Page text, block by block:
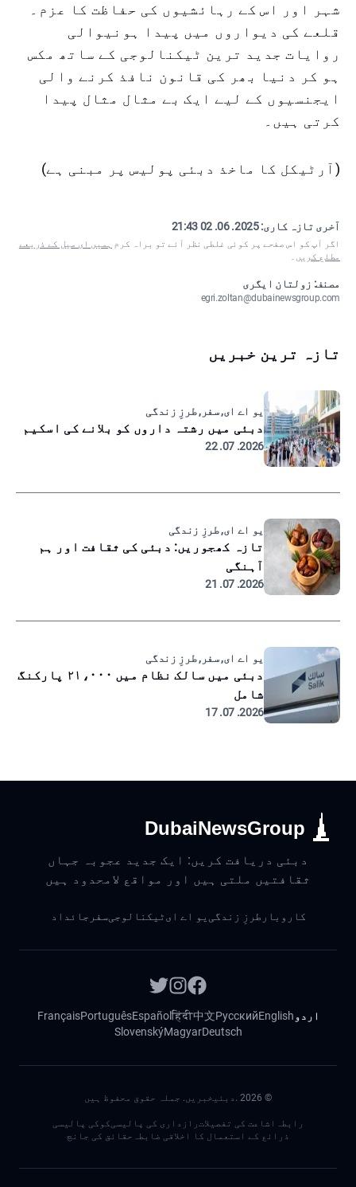
شہر اور اس کے رہائشیوں کی حفاظت کا عزم۔
قلعے کی دیواروں میں پیدا ہونیوالی
روایات جدید ترین ٹیکنالوجی کے ساتھ مکس
ہو کر دنیا بھر کی قانون نافذ کرنے والی
ایجنسیوں کے لیے ایک بے مثال مثال پیدا
کرتی ہیں۔
(آرٹیکل کا ماخذ دبئی پولیس پر مبنی ہے)
آخری تازہ کاری:2025. 06. 02 21:43
اگر آپ کو اس صفحے پر کوئی غلطی نظر آئے تو براہ کرم ہمیں ای میل کے ذریعے
مطلع کریں ۔
مصنف: زولتان ایگری
egri.zoltan@dubainewsgroup.com
تازہ ترین خبریں
یو اے ای, سفر, طرزِ زندگی
دبئی میں رشتہ داروں کو بلانے کی اسکیم
2026. 07. 22
یو اے ای, طرزِ زندگی
تازہ کھجوریں: دبئی کی ثقافت اور ہم
آہنگی
2026. 07. 21
یو اے ای, سفر, طرزِ زندگی
دبئی میں سالک نظام میں ۲۱،۰۰۰ پارکنگ
شامل
2026. 07. 17
DubaiNewsGroup
دبئی دریافت کریں: ایک جدید عجوبہ جہاں
ثقافتیں ملتی ہیں اور مواقع لامحدود ہیں
کاروبار طرزِ زندگی یو اے ایٹیکنالوجیسفر جائداد
اردو English
Русский
中文
हिंदी
Español
Português
Français
Deutsch
Magyar
Slovenský
©
2026 .دبئیخبریں. جملہ حقوق محفوظ ہیں
رابطہ اشاعت کی تفصیلاترازداری کی پالیسیکوکی پالیسی
ذرائع کے استعمال کا اخلاقی ضابطہ حقائق کی جانچ